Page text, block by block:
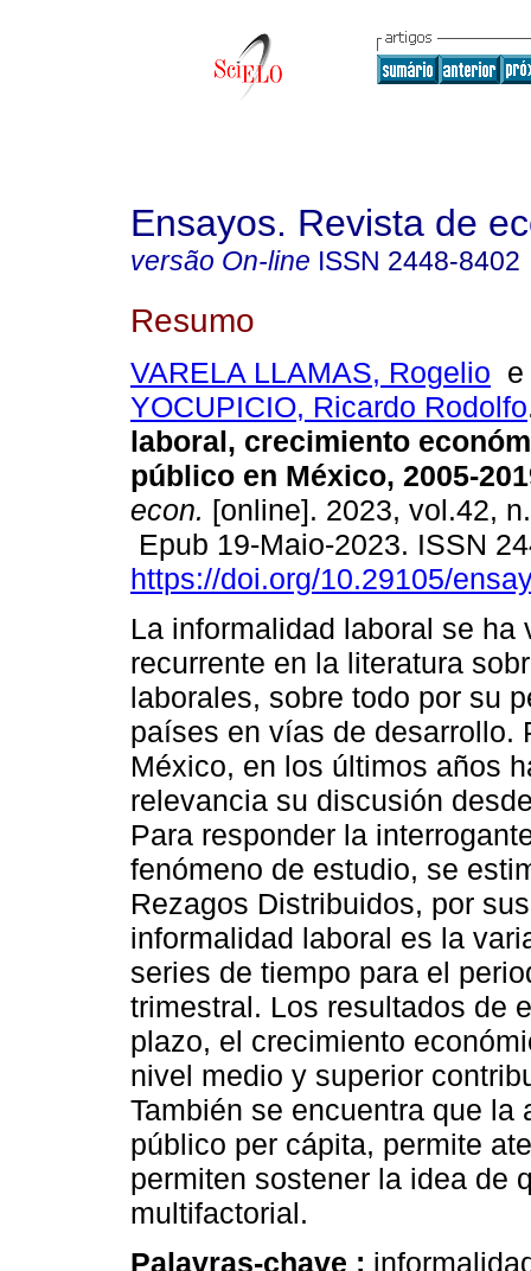
Ensayos. Revista de
versão On-line ISSN 2448-8402
Resumo
VARELA LLAMAS, Rogelio
YOCUPICIO, Ricardo Rodolfo
laboral, crecimiento
público en México, 2005-
econ. [online]. 2023, vol.42,
Epub 19-Maio-2023. ISSN
https://doi.org/10.29105/
La informalidad laboral se ha
recurrente en la literatura
laborales, sobre todo por su
países en vías de desarrollo.
México, en los últimos años
relevancia su discusión
Para responder la
fenómeno de estudio, se
Rezagos Distribuidos, por
informalidad laboral es la
series de tiempo para el
trimestral. Los resultados de
plazo, el crecimiento
nivel medio y superior
También se encuentra que
público per cápita, permite
permiten sostener la idea de
multifactorial.
Palavras-chave :